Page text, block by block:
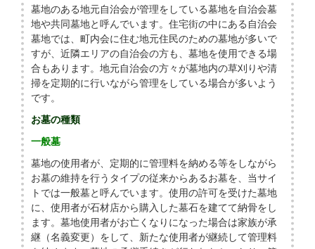
墓地のある地元自治会が管理をしている墓地を自治会墓
地や共同墓地と呼んでいます。住宅街の中にある自治会
墓地では、町内会に住む地元住民のための墓地が多いで
すが、近隣エリアの自治会の方も、墓地を使用できる場
合もあります。地元自治会の方々が墓地内の草刈りや清
掃を定期的に行いながら管理をしている場合が多いよう
です。
お墓の種類
一般墓
墓地の使用者が、定期的に管理料を納める等をしながら
お墓の維持を行うタイプの従来からあるお墓を、当サイ
トでは一般墓と呼んでいます。使用の許可を受けた墓地
に、使用者が石材店から購入した墓石を建てて納骨をし
ます。墓地使用者がお亡くなりになった場合は家族が承
継（名義変更）をして、新たな使用者が継続して管理料